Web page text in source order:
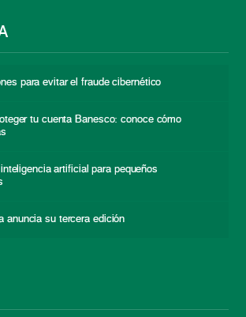
para evitar el fraude cibernético
tu cuenta Banesco: conoce cómo
artificial para pequeños
anuncia su tercera edición